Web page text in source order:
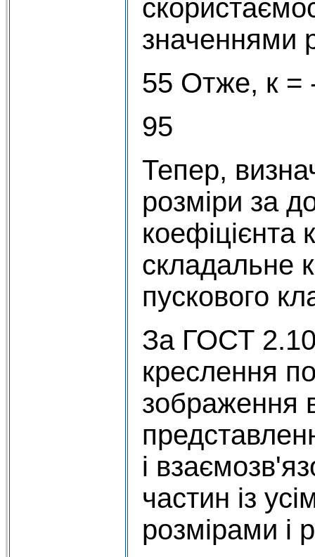
значеннями
55 Отже, к =
95
Тепер,
розміри за
коефіцієнта
складальне
пускового
За ГОСТ
креслення
зображення
і
частин із
розмірами і